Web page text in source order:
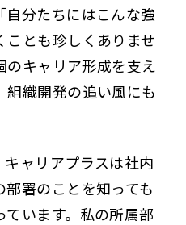
分たちにはこんな強
とも珍しくありませ
キャリア形成を支え
織開発の追い風にも
ャリアプラスは社内
署のことを知っても
います。私の所属部